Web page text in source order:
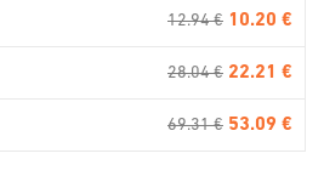
12.94 € 10.20 €
28.04 € 22.21 €
69.31 € 53.09 €